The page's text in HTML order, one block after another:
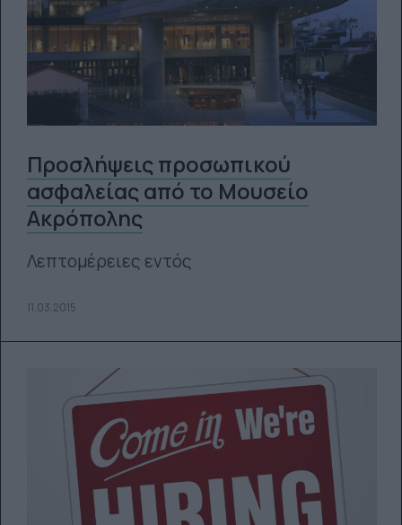
Προσλήψεις προσωπικού
ασφαλείας από το Μουσείο
Ακρόπολης
Λεπτομέρειες εντός
11.03.2015